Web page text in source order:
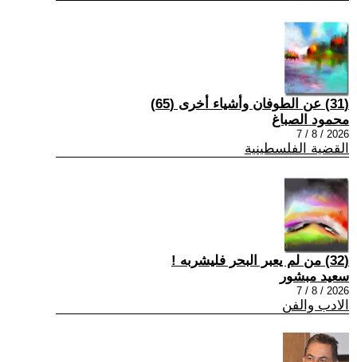
(31) عن الطوفان وأشياء أخرى (65)
محمود الصباغ
2026 / 8 / 7
القضية الفلسطينية
(32) من لم يعبر البحر فليشربه !
سعيد مبشور
2026 / 8 / 7
الادب والفن